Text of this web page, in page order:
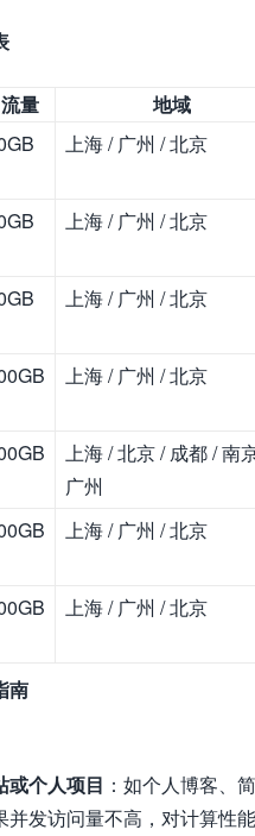
量 地域
上海 / 广州 / 北京
上海 / 广州 / 北京
上海 / 广州 / 北京
上海 / 广州 / 北京
上海 / 北京 / 成都 / 南
广州
上海 / 广州 / 北京
上海 / 广州 / 北京
南
或个人项目 ：如个人博客、
并发访问量不高，对计算性